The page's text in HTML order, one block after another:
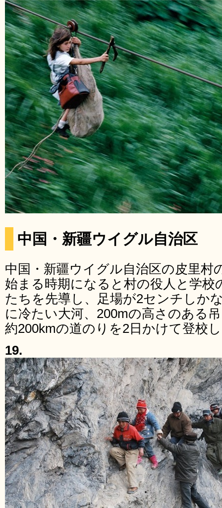
中国・新疆ウイグル自治区
中国・新疆ウイグル自治区の皮里村
始まる時期になると村の役人と学校
たちを先導し、足場が2センチしか
に冷たい大河、200mの高さのある
約200kmの道のりを2日かけて登校
19.